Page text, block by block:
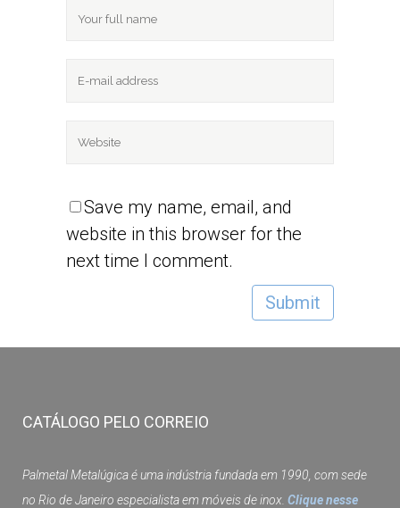
Save my name, email, and
website in this browser for the
next time I comment.
CATÁLOGO PELO CORREIO
Palmetal Metalúgica é uma indústria fundada em 1990, com sede
no Rio de Janeiro especialista em móveis de inox. Clique nesse